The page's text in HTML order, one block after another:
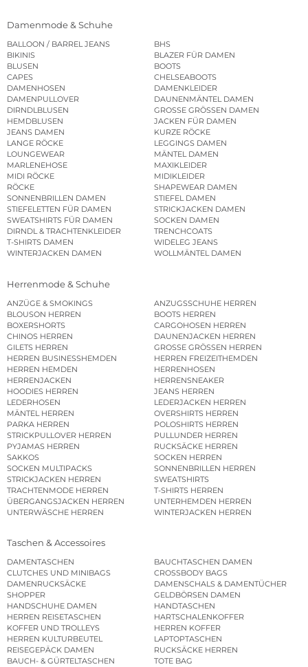
Damenmode & Schuhe
BALLOON / BARREL JEANS
BHS
BIKINIS
BLAZER FÜR DAMEN
BLUSEN
BOOTS
CAPES
CHELSEABOOTS
DAMENHOSEN
DAMENKLEIDER
DAMENPULLOVER
DAUNENMÄNTEL DAMEN
DIRNDLBLUSEN
GROSSE GRÖSSEN DAMEN
HEMDBLUSEN
JACKEN FÜR DAMEN
JEANS DAMEN
KURZE RÖCKE
LANGE RÖCKE
LEGGINGS DAMEN
LOUNGEWEAR
MÄNTEL DAMEN
MARLENEHOSE
MAXIKLEIDER
MIDI RÖCKE
MIDIKLEIDER
RÖCKE
SHAPEWEAR DAMEN
SONNENBRILLEN DAMEN
STIEFEL DAMEN
STIEFELETTEN FÜR DAMEN
STRICKJACKEN DAMEN
SWEATSHIRTS FÜR DAMEN
SOCKEN DAMEN
DIRNDL & TRACHTENKLEIDER
TRENCHCOATS
T-SHIRTS DAMEN
WIDELEG JEANS
WINTERJACKEN DAMEN
WOLLMÄNTEL DAMEN
Herrenmode & Schuhe
ANZÜGE & SMOKINGS
ANZUGSSCHUHE HERREN
BLOUSON HERREN
BOOTS HERREN
BOXERSHORTS
CARGOHOSEN HERREN
CHINOS HERREN
DAUNENJACKEN HERREN
GILETS HERREN
GROSSE GRÖSSEN HERREN
HERREN BUSINESSHEMDEN
HERREN FREIZEITHEMDEN
HERREN HEMDEN
HERRENHOSEN
HERRENJACKEN
HERRENSNEAKER
HOODIES HERREN
JEANS HERREN
LEDERHOSEN
LEDERJACKEN HERREN
MÄNTEL HERREN
OVERSHIRTS HERREN
PARKA HERREN
POLOSHIRTS HERREN
STRICKPULLOVER HERREN
PULLUNDER HERREN
PYJAMAS HERREN
RUCKSÄCKE HERREN
SAKKOS
SOCKEN HERREN
SOCKEN MULTIPACKS
SONNENBRILLEN HERREN
STRICKJACKEN HERREN
SWEATSHIRTS
TRACHTENMODE HERREN
T-SHIRTS HERREN
ÜBERGANGSJACKEN HERREN
UNTERHEMDEN HERREN
UNTERWÄSCHE HERREN
WINTERJACKEN HERREN
Taschen & Accessoires
DAMENTASCHEN
BAUCHTASCHEN DAMEN
CLUTCHES UND MINIBAGS
CROSSBODY BAGS
DAMENRUCKSÄCKE
DAMENSCHALS & DAMENTÜCHER
SHOPPER
GELDBÖRSEN DAMEN
HANDSCHUHE DAMEN
HANDTASCHEN
HERREN REISETASCHEN
HARTSCHALENKOFFER
KOFFER UND TROLLEYS
HERREN KOFFER
HERREN KULTURBEUTEL
LAPTOPTASCHEN
REISEGEPÄCK DAMEN
RUCKSÄCKE HERREN
BAUCH- & GÜRTELTASCHEN
TOTE BAG